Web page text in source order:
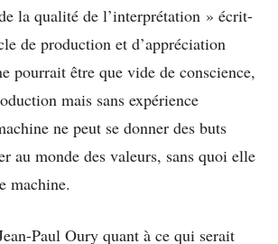
la qualité de l’interprétation » écrit-
de production et d’appréciation
pourrait être que vide de conscience,
mais sans expérience
ne peut se donner des buts
au monde des valeurs, sans quoi elle
machine.
Paul Oury quant à ce qui serait